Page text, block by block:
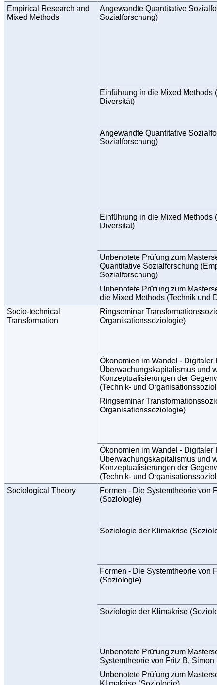
Empirical Research and
Mixed Methods
Angewandte Quantitative
Sozialforschung)
Einführung in die Mixed Methods
Diversität)
Angewandte Quantitative
Sozialforschung)
Einführung in die Mixed Methods
Diversität)
Unbenotete Prüfung zum
Quantitative Sozialforschung
Sozialforschung)
Unbenotete Prüfung zum
die Mixed Methods (Technik und
Socio-technical
Transformation
Ringseminar
Organisationssoziologie)
Ökonomien im Wandel - Digitaler
Überwachungskapitalismus und
Konzeptualisierungen der
(Technik- und
Ringseminar
Organisationssoziologie)
Ökonomien im Wandel - Digitaler
Überwachungskapitalismus und
Konzeptualisierungen der
(Technik- und
Sociological Theory
Formen - Die Systemtheorie von
(Soziologie)
Soziologie der Klimakrise
Formen - Die Systemtheorie von
(Soziologie)
Soziologie der Klimakrise
Unbenotete Prüfung zum
Systemtheorie von Fritz B.
Unbenotete Prüfung zum
Klimakrise (Soziologie)